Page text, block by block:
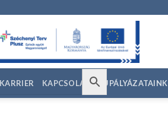
KARRIER KAPCSOLAT EU PÁLYÁZATAINK